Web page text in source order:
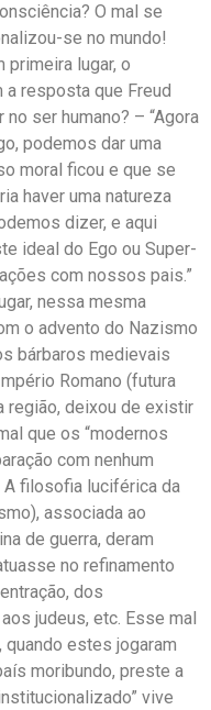
O mal se
se no mundo!
primeira lugar, o
resposta que Freud
ser humano? – “Agora
podemos dar uma
moral ficou e que se
haver uma natureza
dizer, e aqui
ideal do Ego ou Super-
com nossos pais.”
nessa mesma
o advento do Nazismo
bárbaros medievais
Romano (futura
região, deixou de existir
que os “modernos
com nenhum
A filosofia luciférica da
associada ao
de guerra, deram
no refinamento
dos
judeus, etc. Esse mal
quando estes jogaram
moribundo, preste a
vive